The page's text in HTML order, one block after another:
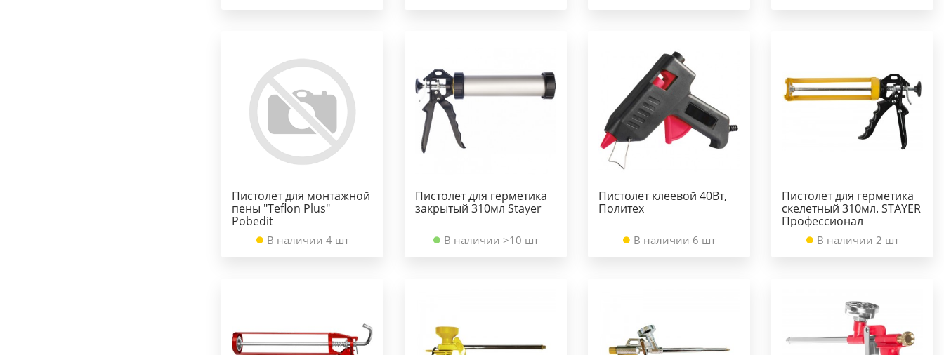
Пистолет для монтажной
пены "Teflon Plus"
Pobedit
В наличии 4 шт
Пистолет для герметика
закрытый 310мл Stayer
В наличии >10 шт
Пистолет клеевой 40Вт,
Политех
В наличии 6 шт
Пистолет для герметика
скелетный 310мл. STAYER
Профессионал
В наличии 2 шт